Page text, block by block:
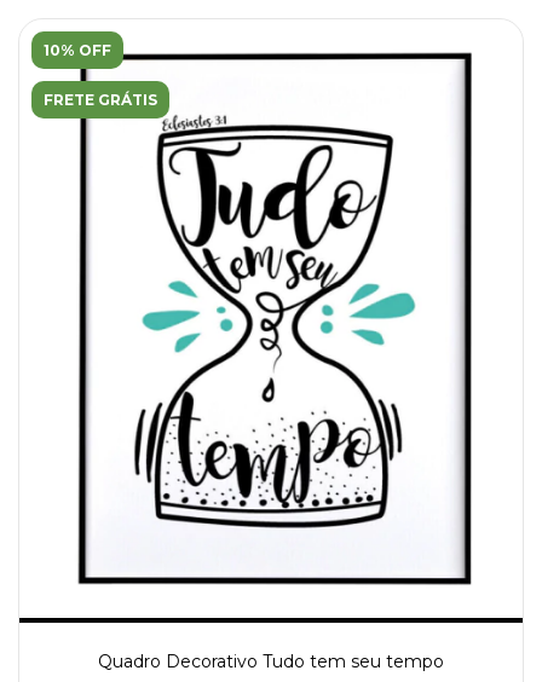
10% OFF
FRETE GRÁTIS
Quadro Decorativo Tudo tem seu tempo